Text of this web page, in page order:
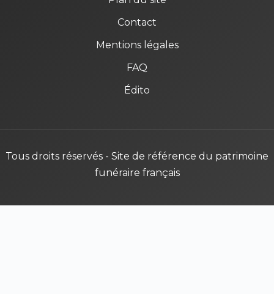
Contact
Mentions légales
FAQ
Édito
Tous droits réservés - Site de référence du patrimoine
funéraire français